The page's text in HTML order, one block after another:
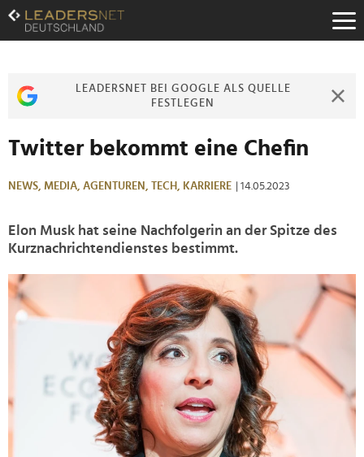
Zum
Inhalt
Zur
Zur
LEADERSNET BEI GOOGLE ALS QUELLE
FESTLEGEN
Twitter bekommt eine Chefin
NEWS, MEDIA, AGENTUREN, TECH, KARRIERE | 14.05.2023
Elon Musk hat seine Nachfolgerin an der Spitze des
Kurznachrichtendienstes bestimmt.
>